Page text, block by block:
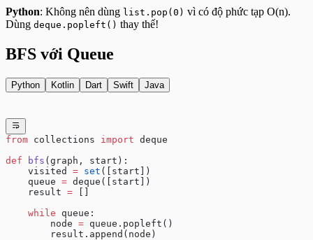
Python: Không nên dùng list.pop(0) vì có độ phức tạp O(n).
Dùng deque.popleft() thay thế!
BFS với Queue
Python Kotlin Dart Swift Java
from collections import deque
def bfs (graph, start):
    visited
= set ([start])
    queue
= deque([start])
    result
= []
    while
queue:
        node
= queue.popleft()
        result.append(node)